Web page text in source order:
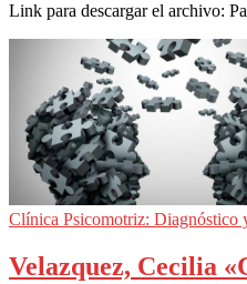
Link para descargar el archivo:
Clínica Psicomotriz: Diagnóstico
Velazquez, Cecilia